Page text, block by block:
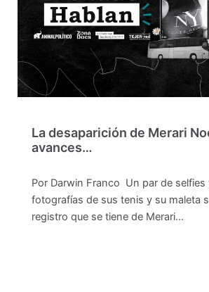
La desaparición de Merari
avances…
Por Darwin Franco Un par de selfies
fotografías de sus tenis y su maleta
registro que se tiene de Merari…